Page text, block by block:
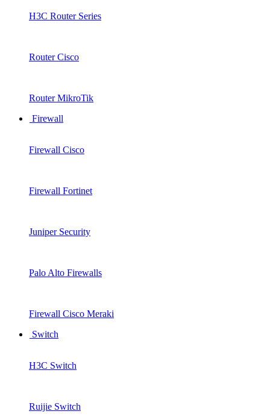
H3C Router Series
Router Cisco
Router MikroTik
Firewall
Firewall Cisco
Firewall Fortinet
Juniper Security
Palo Alto Firewalls
Firewall Cisco Meraki
Switch
H3C Switch
Ruijie Switch